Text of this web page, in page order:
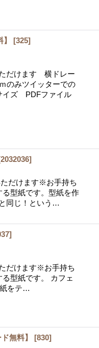
[325]
だけます 横ドレー
のみツイッターでの
イズ PDFファイル
2032036]
だけます※お手持ち
型紙です。型紙を作
同じ！という…
]
だけます※お手持ち
型紙です。 カフェ
をテ…
無料】 [830]